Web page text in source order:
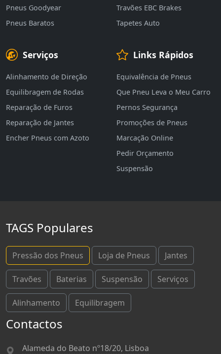
Pneus Goodyear
Pneus Baratos
Travões EBC Brakes
Tapetes Auto
Serviços
Alinhamento de Direção
Equilibragem de Rodas
Reparação de Furos
Reparação de Jantes
Encher Pneus com Azoto
Links Rápidos
Equivalência de Pneus
Que Pneu Leva o Meu Carro
Pernos Segurança
Promoções de Pneus
Marcação Online
Pedir Orçamento
Suspensão
TAGS Populares
Pressão dos Pneus Loja de Pneus Jantes
Travões Baterias Suspensão Serviços
Alinhamento Equilibragem
Contactos
Alameda do Beato nº18/20, Lisboa